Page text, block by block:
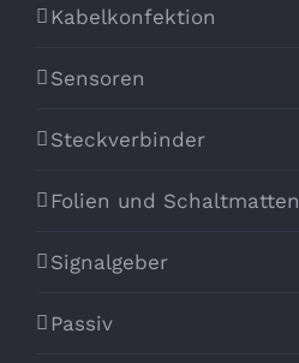
Kabelkonfektion
Sensoren
Steckverbinder
Folien und Schaltmatten
Signalgeber
Passiv